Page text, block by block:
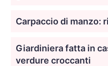
Carpaccio di manzo:
Giardiniera fatta in
verdure croccanti